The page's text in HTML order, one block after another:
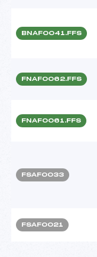
BNAF0041.FFS
FNAF0062.FFS
FNAF0061.FFS
FSAF0033
FSAF0021